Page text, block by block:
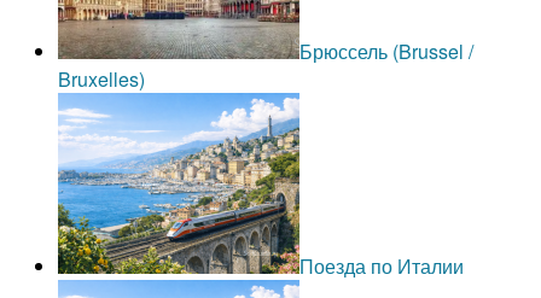
Брюссель (Brussel /
Bruxelles)
Поезда по Италии